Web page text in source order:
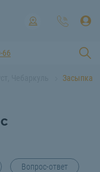
66
Чебаркуль
Засыпка
Вопрос-ответ